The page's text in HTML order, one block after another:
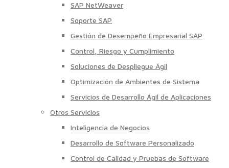
SAP NetWeaver
Soporte SAP
Gestión de Desempeño Empresarial SAP
Control, Riesgo y Cumplimiento
Soluciones de Despliegue Ágil
Optimización de Ambientes de Sistema
Servicios de Desarrollo Ágil de Aplicaciones
Otros Servicios
Inteligencia de Negocios
Desarrollo de Software Personalizado
Control de Calidad y Pruebas de Software